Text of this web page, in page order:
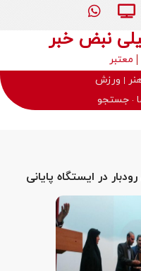
نبض خبر
معتبر
ورزش
جستجو
در ایستگاه پایانی